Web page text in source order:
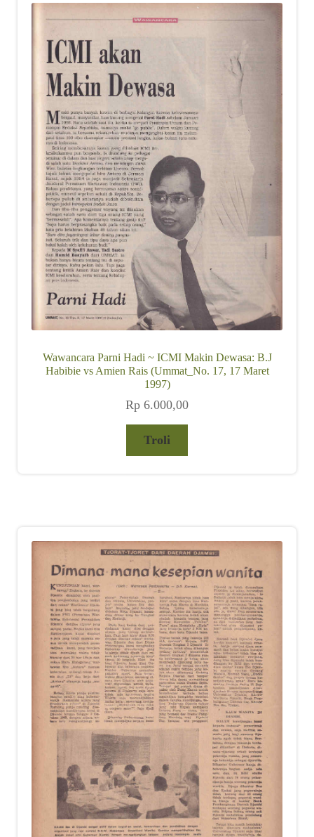
Wawancara Parni Hadi ~ ICMI Makin Dewasa: B.J
Habibie vs Amien Rais (Ummat_No. 17, 17 Maret
1997)
Rp 6.000,00
Troli